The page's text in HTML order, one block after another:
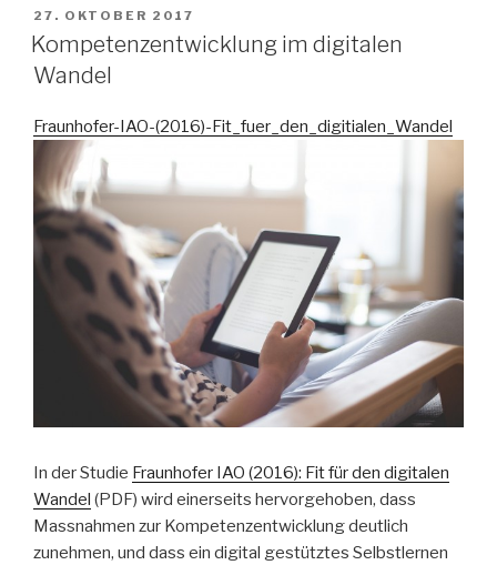
VERÖFFENTLICHT
AM
27. OKTOBER 2017
Kompetenzentwicklung im digitalen
Wandel
Fraunhofer-IAO-(2016)-Fit_fuer_den_digitialen_Wandel
In der Studie Fraunhofer IAO (2016): Fit für den digitalen
Wandel (PDF) wird einerseits hervorgehoben, dass
Massnahmen zur Kompetenzentwicklung deutlich
zunehmen, und dass ein digital gestütztes Selbstlernen